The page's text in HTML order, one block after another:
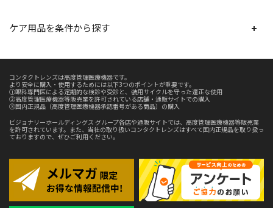
ケア用品を条件から探す
コンタクトレンズは高度管理医療機器です。
より安全に購入・使用するためには以下3つのポイントが重要です。
①眼科専門医による定期的な検診や受診と、装用サイクルを守った適正な使用
②高度管理医療機器等販売業を許可されている店舗・通販サイトでの購入
③国内正規品（高度管理医療機器承認番号がある商品）の購入
ビジョナリーホールディングス グループ各店や通販サイトでは、高度管理医療機器等販売業
を許可されています。また、当社の取り扱いコンタクトレンズはすべて国内正規品を取り扱っ
ておりますので、ぜひご利用ください。